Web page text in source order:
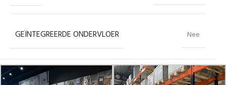
GEÏNTEGREERDE ONDERVLOER Nee